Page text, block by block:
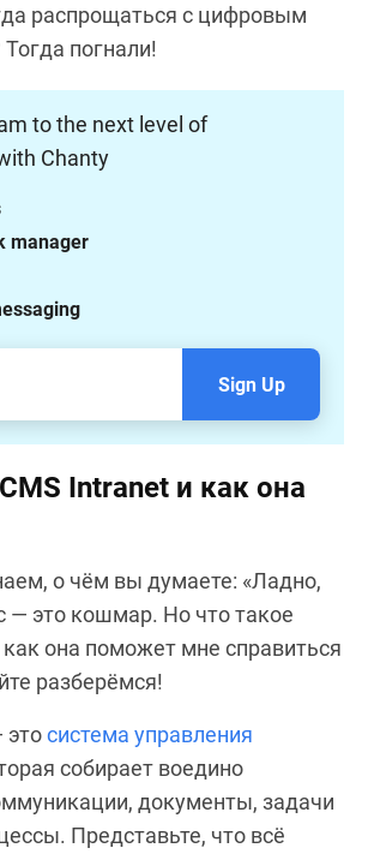
распрощаться с цифровым
погнали!
to the next level of
Chanty
manager
Sign Up
Intranet и как она
о чём вы думаете: «Ладно,
— это кошмар. Но что такое
она поможет мне справиться
разберёмся!
этосистема управления
собирает воедино
документы, задачи
Представьте, что всё